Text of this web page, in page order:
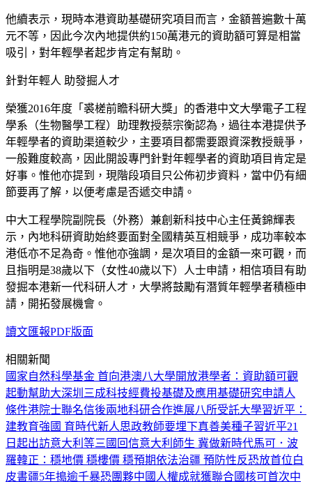
他續表示，現時本港資助基礎研究項目而言，金額普遍數十萬
元不等，因此今次內地提供約150萬港元的資助額可算是相當
吸引，對年輕學者起步肯定有幫助。
針對年輕人 助發掘人才
榮獲2016年度「裘槎前瞻科研大獎」的香港中文大學電子工程
學系（生物醫學工程）助理教授蔡宗衡認為，過往本港提供予
年輕學者的資助渠道較少，主要項目都需要跟資深教授競爭，
一般難度較高，因此開設專門針對年輕學者的資助項目肯定是
好事。惟他亦提到，現階段項目只公佈初步資料，當中仍有細
節要再了解，以便考慮是否遞交申請。
中大工程學院副院長（外務）兼創新科技中心主任黃錦輝表
示，內地科研資助始終要面對全國精英互相競爭，成功率較本
港低亦不足為奇。惟他亦強調，是次項目的金額一來可觀，而
且指明是38歲以下（女性40歲以下）人士申請，相信項目有助
發掘本港新一代科研人才，大學將鼓勵有潛質年輕學者積極申
請，開拓發展機會。
讀文匯報PDF版面
相關新聞
國家自然科學基金 首向港澳八大學開放港學者：資助額可觀
起動幫助大深圳三成科技經費投基礎及應用基礎研究申請人
條件港院士聯名信後兩地科研合作進展八所受託大學習近平：
建教育強國 育時代新人思政教師要埋下真善美種子習近平21
日起出訪意大利等三國 回信意大利師生 冀做新時代馬可．波
羅韓正：穩地價 穩樓價 穩預期依法治疆 預防性反恐放首位白
皮書疆5年搗逾千暴恐團夥中國人權成就獲聯合國核可首次中